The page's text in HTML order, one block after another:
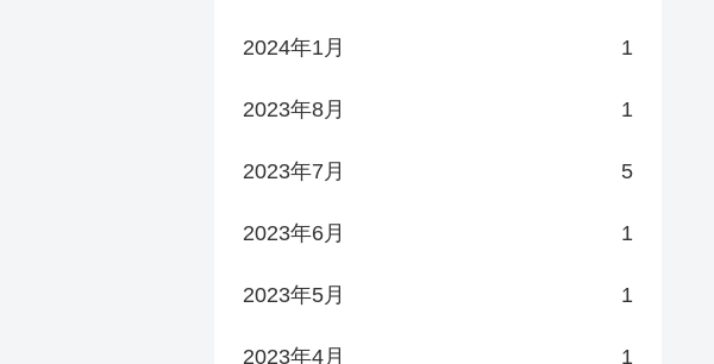
2024年1月 1
2023年8月 1
2023年7月 5
2023年6月 1
2023年5月 1
2023年4月 1